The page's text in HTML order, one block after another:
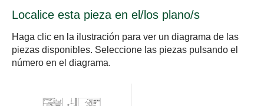
Localice esta pieza en el/los plano/s
Haga clic en la ilustración para ver un diagrama de las
piezas disponibles. Seleccione las piezas pulsando el
número en el diagrama.